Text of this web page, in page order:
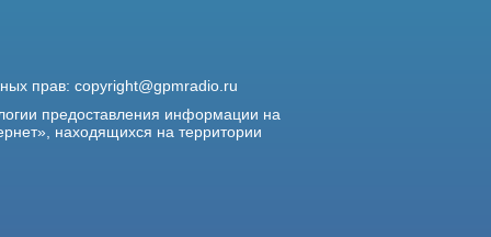
прав: copyright@gpmradio.ru
предоставления информации на
находящихся на территории